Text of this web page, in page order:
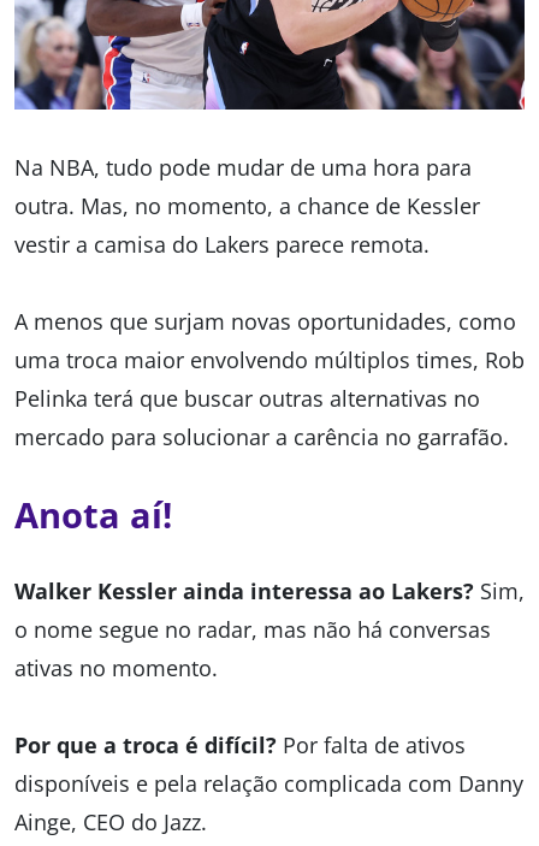
Na NBA, tudo pode mudar de uma hora para
outra. Mas, no momento, a chance de Kessler
vestir a camisa do Lakers parece remota.
A menos que surjam novas oportunidades, como
uma troca maior envolvendo múltiplos times, Rob
Pelinka terá que buscar outras alternativas no
mercado para solucionar a carência no garrafão.
Anota aí!
Walker Kessler ainda interessa ao Lakers? Sim,
o nome segue no radar, mas não há conversas
ativas no momento.
Por que a troca é difícil? Por falta de ativos
disponíveis e pela relação complicada com Danny
Ainge, CEO do Jazz.